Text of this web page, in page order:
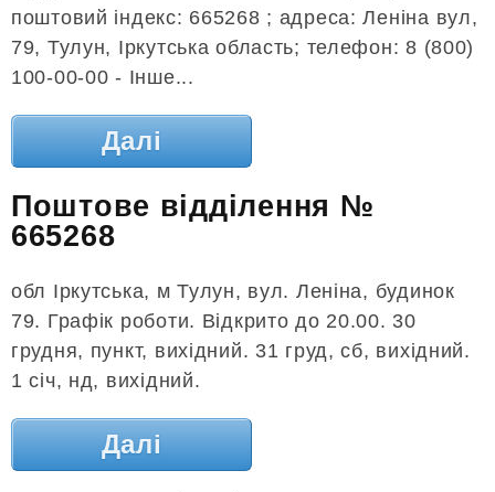
поштовий індекс: 665268 ; адреса: Леніна вул,
79, Тулун, Іркутська область; телефон: 8 (800)
100-00-00 - Інше...
Далі
Поштове відділення №
665268
обл Іркутська, м Тулун, вул. Леніна, будинок
79. Графік роботи. Відкрито до 20.00. 30
грудня, пункт, вихідний. 31 груд, сб, вихідний.
1 січ, нд, вихідний.
Далі